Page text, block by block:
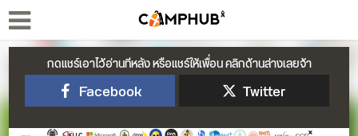
กดแชร์เอาไว้อ่านทีหลัง หรือแชร์ให้เพื่อน คลิกด้านล่างเลยจ้า
Facebook Twitter